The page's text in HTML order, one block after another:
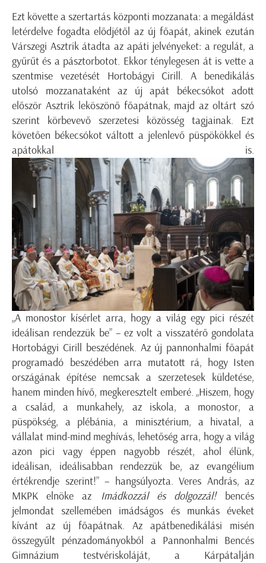
Ezt követte a szertartás központi mozzanata: a megáldást
letérdelve fogadta elődjétől az új főapát, akinek ezután
Várszegi Asztrik átadta az apáti jelvényeket: a regulát, a
gyűrűt és a pásztorbotot. Ekkor ténylegesen át is vette a
szentmise vezetését Hortobágyi Cirill. A benedikálás
utolsó mozzanataként az új apát békecsókot adott
először Asztrik leköszönő főapátnak, majd az oltárt szó
szerint körbevevő szerzetesi közösség tagjainak. Ezt
követően békecsókot váltott a jelenlevő püspökökkel és
apátokkal is.
„A monostor kísérlet arra, hogy a világ egy pici részét
ideálisan rendezzük be” – ez volt a visszatérő gondolata
Hortobágyi Cirill beszédének. Az új pannonhalmi főapát
programadó beszédében arra mutatott rá, hogy Isten
országának építése nemcsak a szerzetesek küldetése,
hanem minden hívő, megkeresztelt emberé. „Hiszem, hogy
a család, a munkahely, az iskola, a monostor, a
püspökség, a plébánia, a minisztérium, a hivatal, a
vállalat mind-mind meghívás, lehetőség arra, hogy a világ
azon pici vagy éppen nagyobb részét, ahol élünk,
ideálisan, ideálisabban rendezzük be, az evangélium
értékrendje szerint!” – hangsúlyozta. Veres András, az
MKPK elnöke az Imádkozzál és dolgozzál!bencés
jelmondat szellemében imádságos és munkás éveket
kívánt az új főapátnak. Az apátbenedikálási misén
összegyűlt pénzadományokból a Pannonhalmi Bencés
Gimnázium testvériskoláját, a Kárpátalján